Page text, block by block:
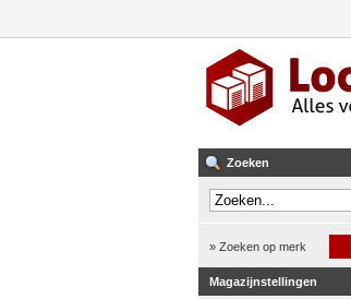
Zoeken
» Zoeken op merk
Magazijnstellingen